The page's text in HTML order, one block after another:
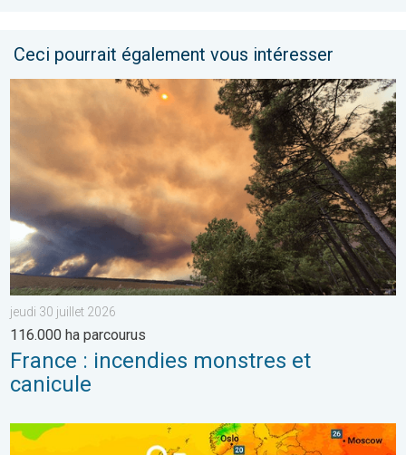
Ceci pourrait également vous intéresser
France : incendies monstres et canicule. 116.000 ha
jeudi 30 juillet 2026
116.000 ha parcourus
France : incendies monstres et
canicule
Une vague de chaleur exceptionnelle s'installe. Températures